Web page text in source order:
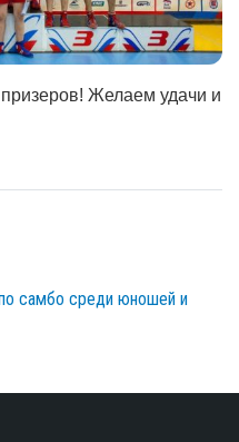
Желаем удачи и
самбо среди юношей и